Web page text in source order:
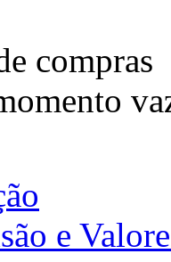
compras
e